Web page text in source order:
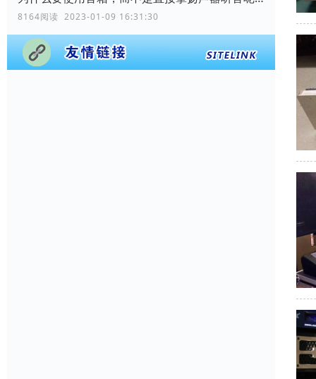
8164阅读 2023-01-09 16:31:30